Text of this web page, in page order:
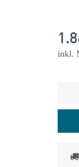
inkl.